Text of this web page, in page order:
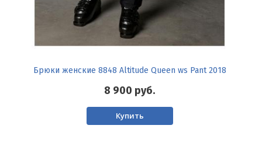
Брюки женcкие 8848 Altitude Queen ws Pant 2018
8 900 руб.
Купить